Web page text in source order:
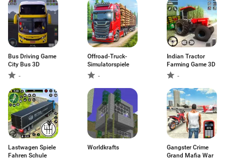
Bus Driving Game
City Bus 3D
-
Offroad-Truck-
Simulatorspiele
-
Indian Tractor
Farming Game 3D
-
Lastwagen Spiele
Fahren Schule
Worldkrafts
Gangster Crime
Grand Mafia War